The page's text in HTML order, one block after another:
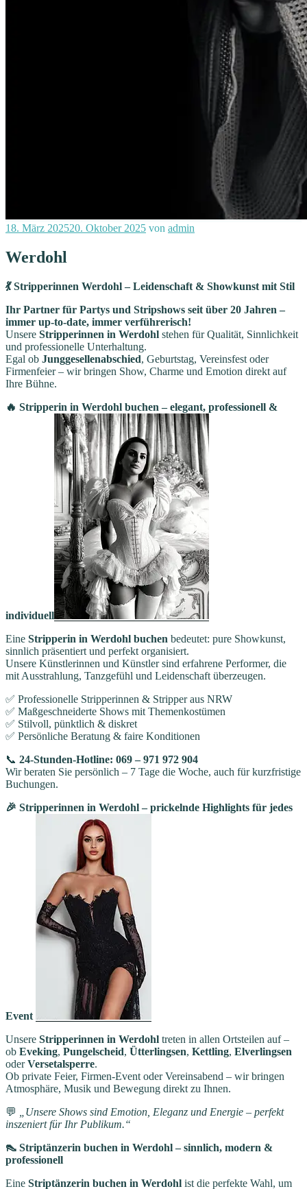
Veröffentlicht
18. März 202520. Oktober 2025 von admin
Werdohl
💃 Stripperinnen Werdohl – Leidenschaft & Showkunst mit Stil
Ihr Partner für Partys und Stripshows seit über 20 Jahren –
immer up-to-date, immer verführerisch!
Unsere Stripperinnen in Werdohl stehen für Qualität, Sinnlichkeit
und professionelle Unterhaltung.
Egal ob Junggesellenabschied, Geburtstag, Vereinsfest oder
Firmenfeier – wir bringen Show, Charme und Emotion direkt auf
Ihre Bühne.
🔥 Stripperin in Werdohl buchen – elegant, professionell &
individuell
Eine Stripperin in Werdohl buchen bedeutet: pure Showkunst,
sinnlich präsentiert und perfekt organisiert.
Unsere Künstlerinnen und Künstler sind erfahrene Performer, die
mit Ausstrahlung, Tanzgefühl und Leidenschaft überzeugen.
✅ Professionelle Stripperinnen & Stripper aus NRW
✅ Maßgeschneiderte Shows mit Themenkostümen
✅ Stilvoll, pünktlich & diskret
✅ Persönliche Beratung & faire Konditionen
📞 24-Stunden-Hotline: 069 – 971 972 904
Wir beraten Sie persönlich – 7 Tage die Woche, auch für kurzfristige
Buchungen.
🎉 Stripperinnen in Werdohl – prickelnde Highlights für jedes
Event
Unsere Stripperinnen in Werdohl treten in allen Ortsteilen auf –
ob Eveking, Pungelscheid, Ütterlingsen, Kettling, Elverlingsen
oderVersetalsperre.
Ob private Feier, Firmen-Event oder Vereinsabend – wir bringen
Atmosphäre, Musik und Bewegung direkt zu Ihnen.
💬
„Unsere Shows sind Emotion, Eleganz und Energie – perfekt
inszeniert für Ihr Publikum.“
👠 Striptänzerin buchen in Werdohl – sinnlich, modern &
professionell
Eine Striptänzerin buchen in Werdohl ist die perfekte Wahl, um